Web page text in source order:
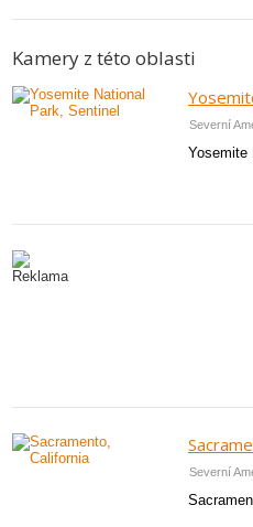
Kamery z této oblasti
Severní
Yosemite
Severní